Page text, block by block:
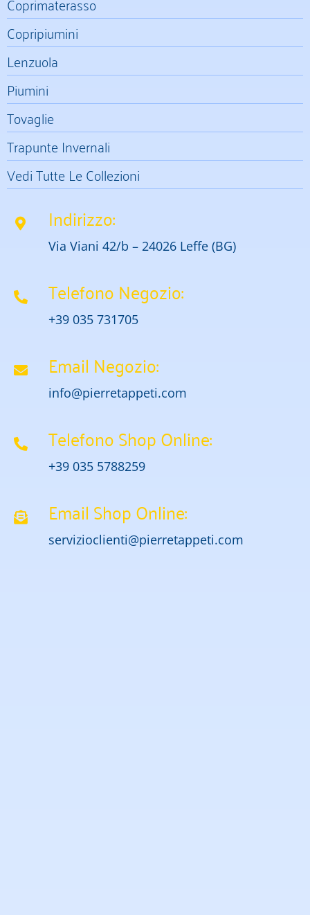
Copripiumini
Lenzuola
Piumini
Tovaglie
Trapunte Invernali
Vedi Tutte Le Collezioni
Indirizzo:
Via Viani 42/b – 24026 Leffe (BG)
Telefono Negozio:
+39 035 731705
Email Negozio:
info@pierretappeti.com
Telefono Shop Online:
+39 035 5788259
Email Shop Online:
servizioclienti@pierretappeti.com